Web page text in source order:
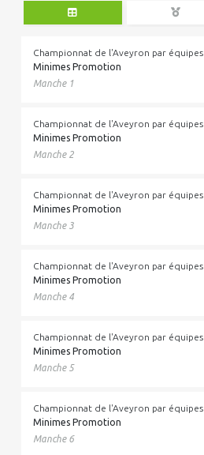
Championnat de l'Aveyron par équipes
Minimes Promotion
Manche 1
Championnat de l'Aveyron par équipes
Minimes Promotion
Manche 2
Championnat de l'Aveyron par équipes
Minimes Promotion
Manche 3
Championnat de l'Aveyron par équipes
Minimes Promotion
Manche 4
Championnat de l'Aveyron par équipes
Minimes Promotion
Manche 5
Championnat de l'Aveyron par équipes
Minimes Promotion
Manche 6